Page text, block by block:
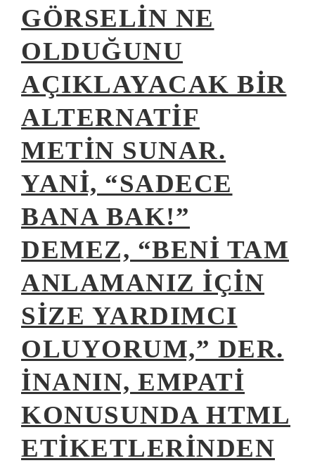
GÖRSELIN NE
OLDUĞUNU
AÇIKLAYACAK BIR
ALTERNATIF
METIN SUNAR.
YANI, “SADECE
BANA BAK!”
DEMEZ, “BENI TAM
ANLAMANIZ IÇIN
SIZE YARDIMCI
OLUYORUM,” DER.
İNANIN, EMPATI
KONUSUNDA HTML
ETIKETLERINDEN